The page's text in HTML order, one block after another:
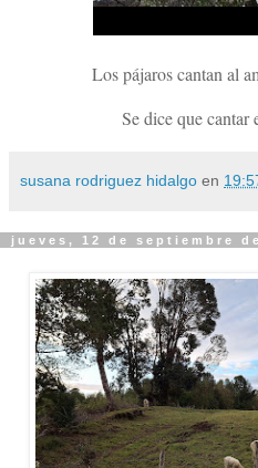
Los pájaros cantan al
Se dice que cantar
susana rodriguez hidalgo en
jueves, 12 de septiembre